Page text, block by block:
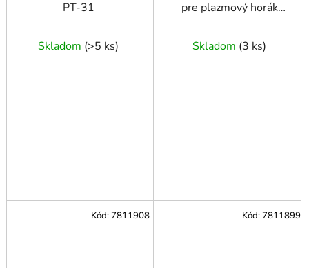
PT-31
Skladom (>5 ks)
pre plazmový horák
Skladom (3 ks)
Kód: 7811908 Kód: 7811899